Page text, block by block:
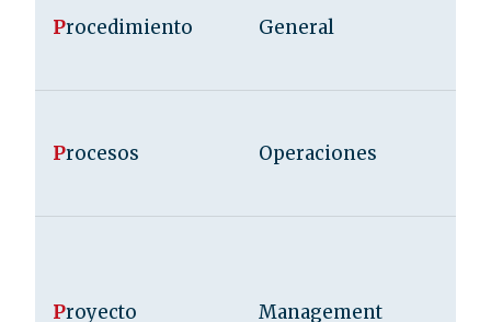
Procedimiento General
Procesos Operaciones
Proyecto Management